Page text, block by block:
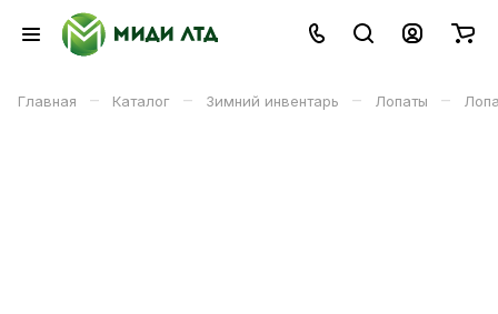
Главная – Каталог – Зимний инвентарь – Лопаты –